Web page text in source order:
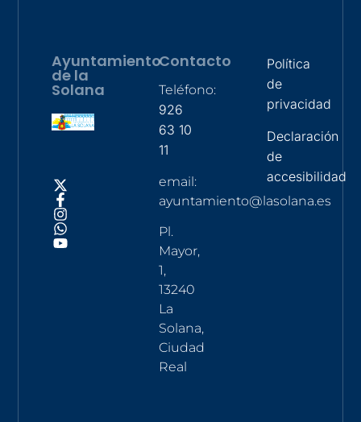
Ayuntamiento
de la
Solana
Contacto
Teléfono:
926
63 10
11
email:
ayuntamiento@lasolana.es
Pl.
Mayor,
1,
13240
La
Solana,
Ciudad
Real
Política
de
privacidad
Declaración
de
accesibilidad